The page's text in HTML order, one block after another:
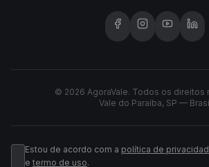
© 2026 AgoraVale. Todos os direitos
Vale do Paraíba, SP —
Estou de acordo com a política de
e termo de uso.